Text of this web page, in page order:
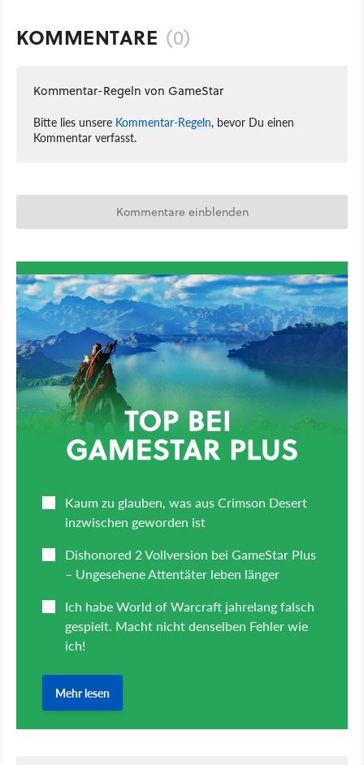
KOMMENTARE (0)
Kommentar-Regeln von GameStar
Bitte lies unsere Kommentar-Regeln, bevor Du einen
Kommentar verfasst.
Kommentare einblenden